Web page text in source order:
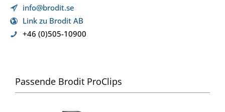
info@brodit.se
Link zu Brodit AB
+46 (0)505-10900
Passende Brodit ProClips